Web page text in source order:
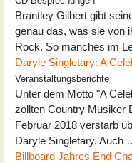
Brantley Gilbert gibt
genau das, was sie von
Rock. So manches im
Daryle Singletary: A
Veranstaltungsberichte
Unter dem Motto "A
zollten Country Musiker
Februar 2018 verstarb
Daryle Singletary. Auch
Billboard Jahres End